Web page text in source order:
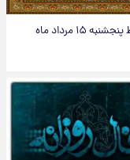
فال حافظ پنجشنبه ۱۵ مرداد ماه